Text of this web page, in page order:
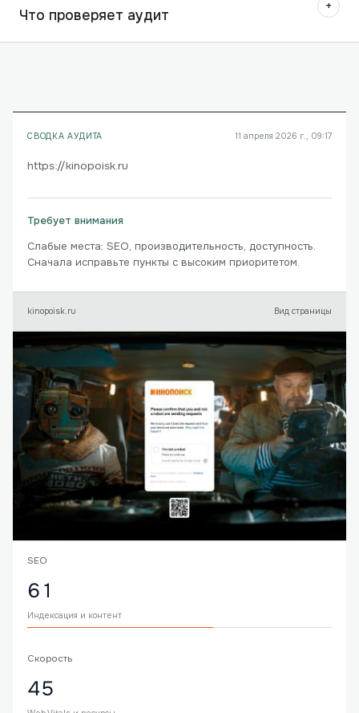
Что проверяет аудит +
СВОДКА АУДИТА 11 апреля 2026 г., 09:17
https://kinopoisk.ru
Требует внимания
Слабые места: SEO, производительность, доступность.
Сначала исправьте пункты с высоким приоритетом.
kinopoisk.ru Вид страницы
SEO
61
Индексация и контент
Скорость
45